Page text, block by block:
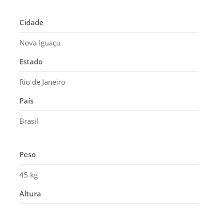
Cidade
Nova Iguaçu
Estado
Rio de Janeiro
País
Brasil
Peso
45 kg
Altura